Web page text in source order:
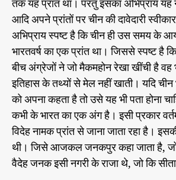
त्र
या
क
रा
नी
ति
ष
यं
त्र
रा
ज
नी
ति
o
r
e
ग
स
न
1
9
4
7
औ
र
र
त
तक यह प्रांत था। परंतु इसका अभिप्राय
आदि अपने प्रांतों पर चीन की दावेदारी
अभिप्राय स्पष्ट है कि चीन ही उस समय के
भारतवर्ष का एक प्रांत था। जिससे स्पष्ट है
बीच अंग्रेजों ने जो मैकमहोन रेखा खींची है
इतिहास के तथ्यों से मेल नहीं खाती। यदि
को अपना कहता है तो उसे यह भी पता होना
कभी के भारत का एक अंग है। इसी प्रकार
विदेह नामक प्रांत से जाना जाता रहा है।
थी। जिसे आजकल जनकपुर कहा जाता है,
वैदेह जनक इसी नगरी के राजा थे, जो कि